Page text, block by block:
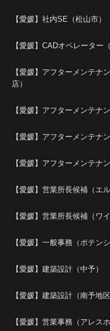
【愛媛】社内SE（松山市）
【愛媛】CADオペレーター
【愛媛】アフターメンテナ
店）
【愛媛】アフターメンテナ
【愛媛】アフターメンテナ
【愛媛】アフターメンテナ
【愛媛】営業所長候補（エ
【愛媛】営業所長候補（ワ
【愛媛】一般事務（ポテン
【愛媛】建築設計（中予）
【愛媛】建築設計（南予地区
【愛媛】営業事務（アレ